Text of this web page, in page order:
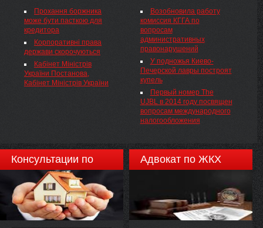
Прохання боржника
може бути пасткою для
кредитора
Корпоративні права
держави скорочуються
Кабінет Міністрів
України Постанова,
Кабінет Міністрів України
Генеральный прокурор Украины
Виталий Ярема встретился с
общиной Одесской области.
Представители
общественных организаций
«Общественное движение за
всю Одессу», «Всеукраинский
Возобновила работу
комиссия КГГА по
вопросам
административных
правонарушений
У подножья Киево-
Печерской лавры построят
купель
Первый номер The
UJBL в 2014 году посвящен
вопросам международного
налогообложения
Консультации по
недвижимости
Адвокат по ЖКХ